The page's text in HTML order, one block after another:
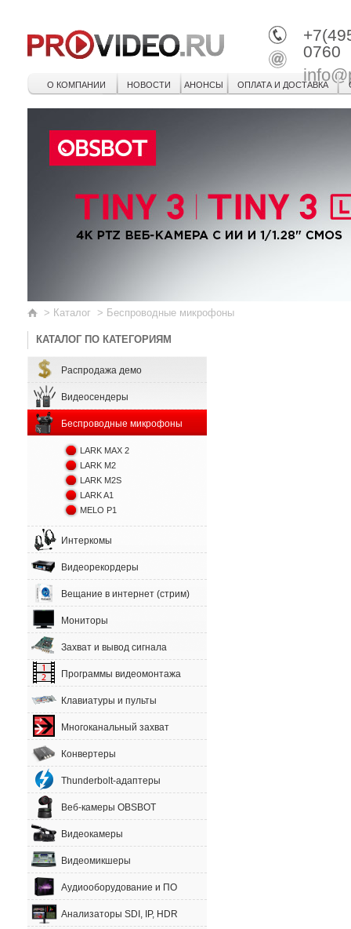
0760
О КОМПАНИИ НОВОСТИ АНОНСЫ ОПЛАТА И ДОСТАВКА
> Каталог > Беспроводные микрофоны
КАТАЛОГ ПО КАТЕГОРИЯМ
Распродажа демо
Видеосендеры
Беспроводные микрофоны
LARK MAX 2
LARK M2
LARK M2S
LARK A1
MELO P1
Интеркомы
Видеорекордеры
Вещание в интернет (стрим)
Мониторы
Захват и вывод сигнала
Программы видеомонтажа
Клавиатуры и пульты
Многоканальный захват
Конвертеры
Thunderbolt-адаптеры
Веб-камеры OBSBOT
Видеокамеры
Видеомикшеры
Аудиооборудование и ПО
Анализаторы SDI, IP, HDR